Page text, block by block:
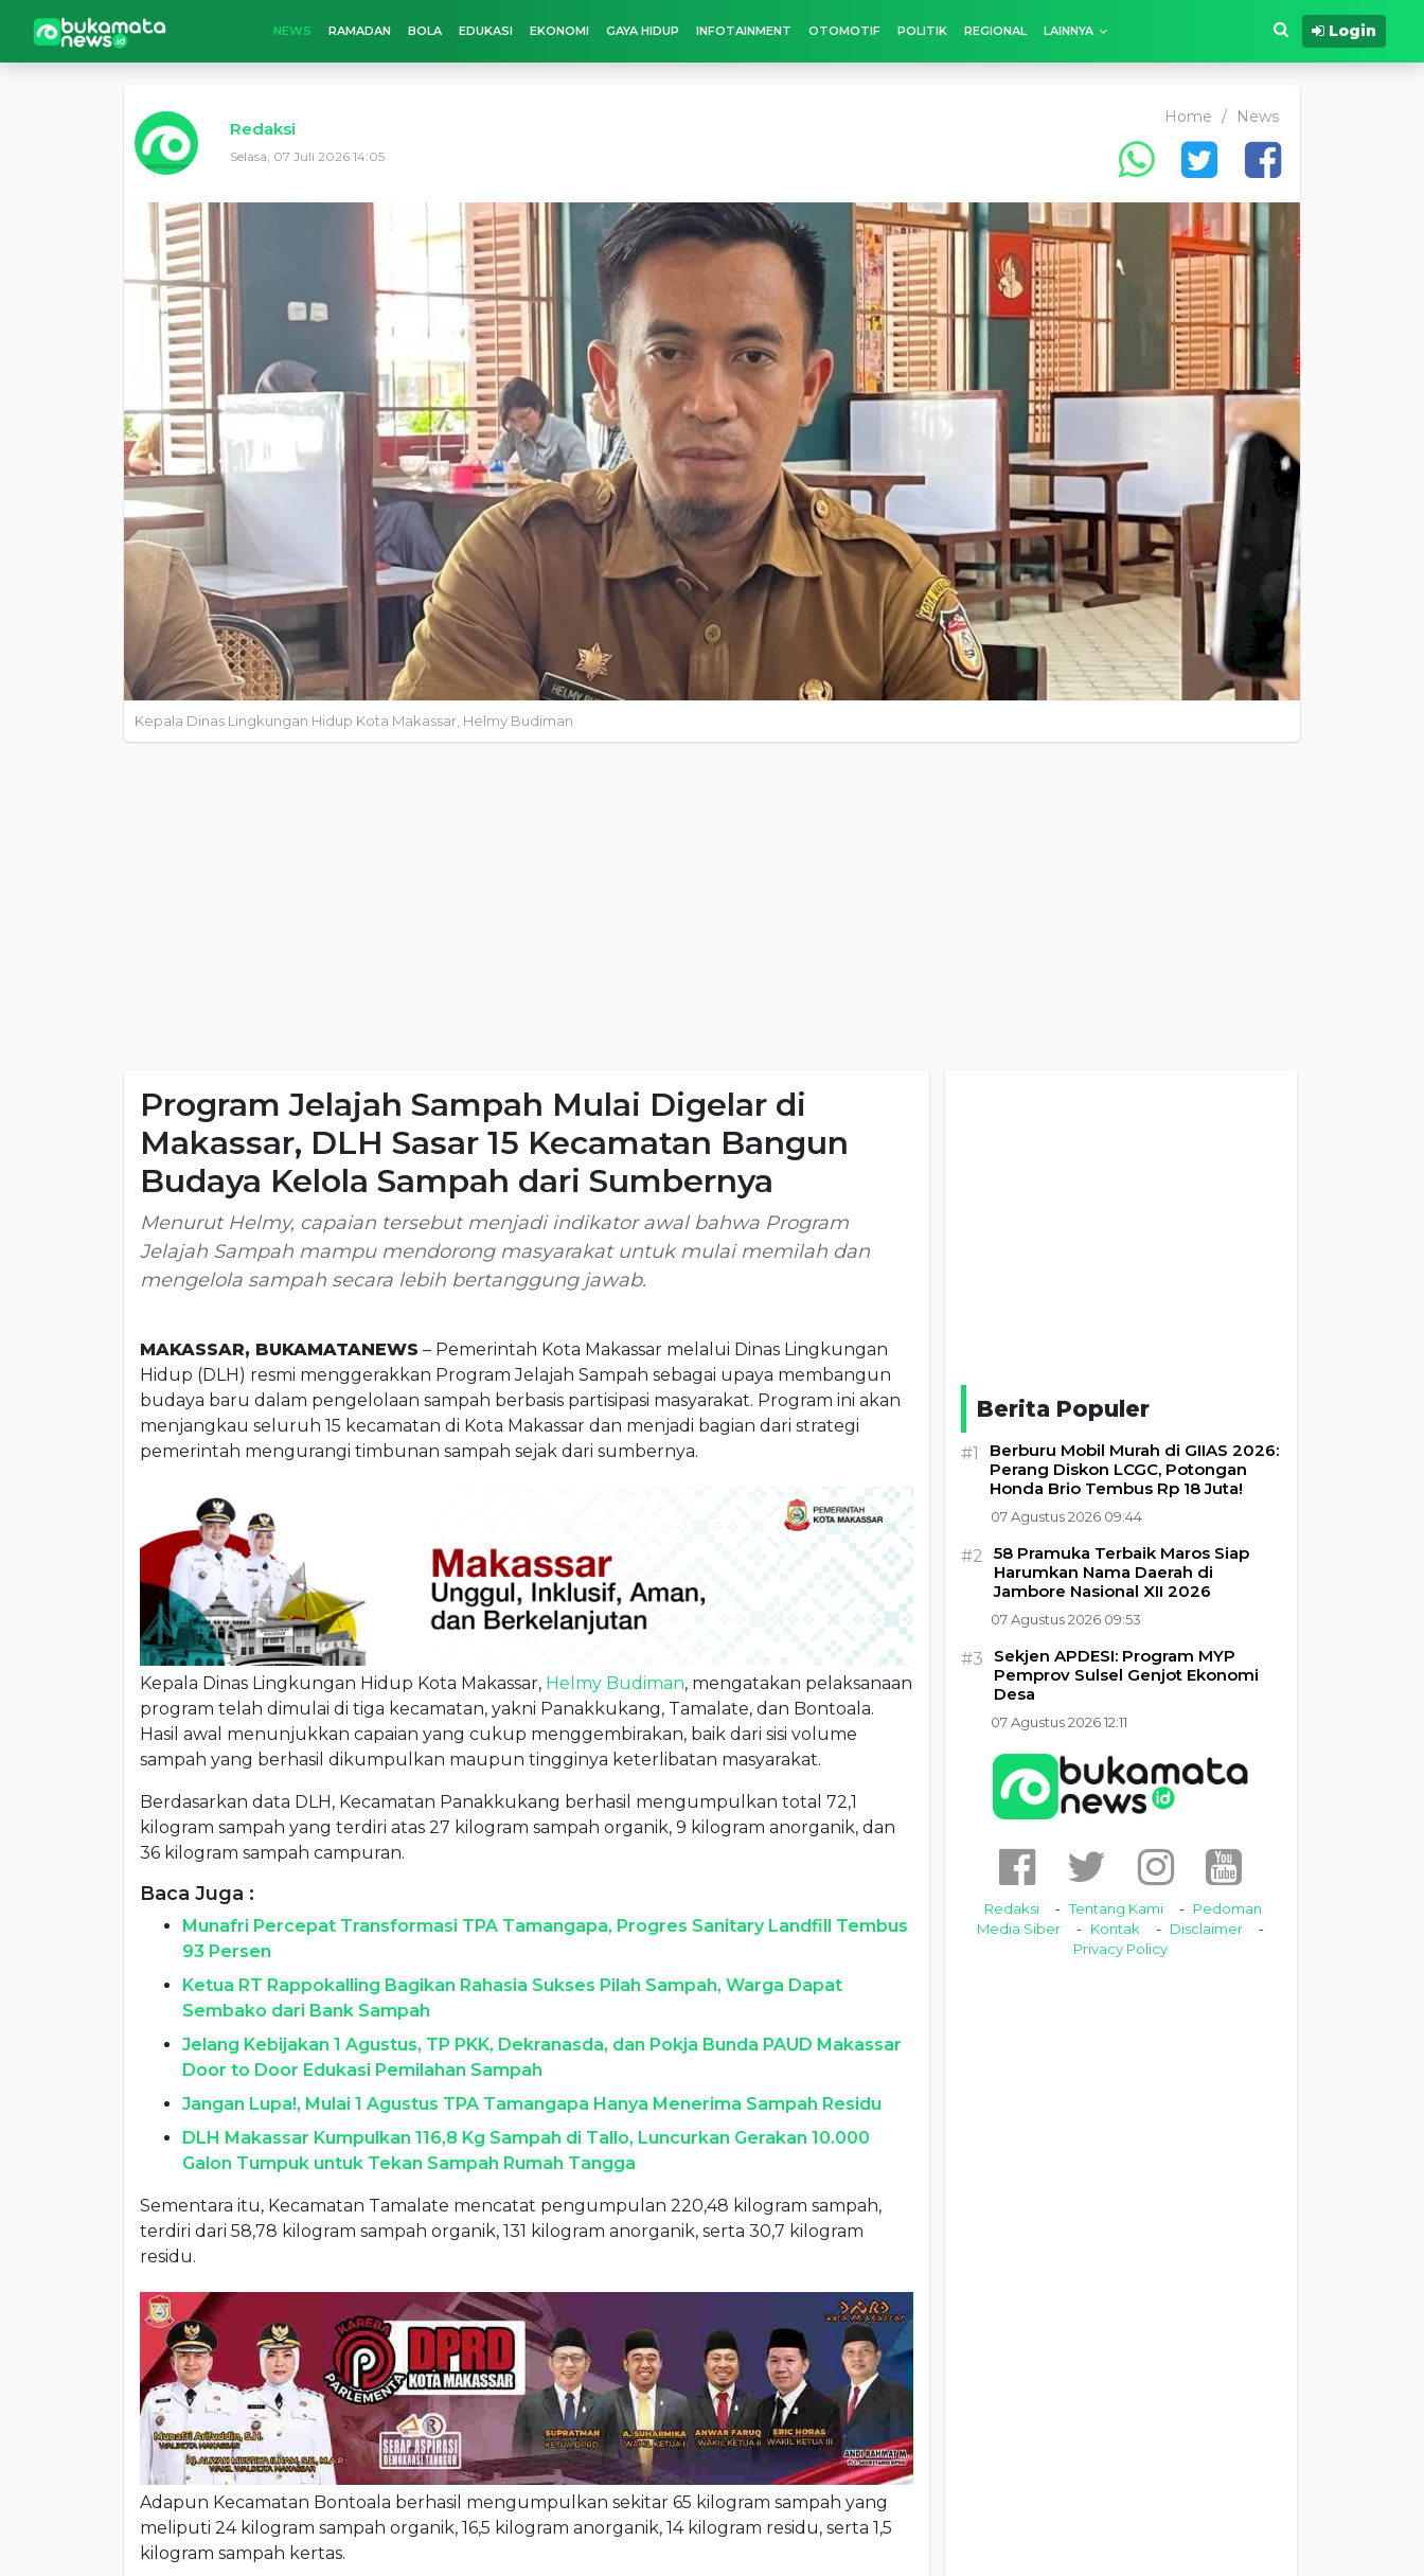
NEWS RAMADAN BOLA EDUKASI EKONOMI GAYA HIDUP INFOTAINMENT OTOMOTIF POLITIK REGIONAL LAINNYA Login
Redaksi
Selasa, 07 Juli 2026 14:05
Home / News
Kepala Dinas Lingkungan Hidup Kota Makassar, Helmy Budiman
Program Jelajah Sampah Mulai Digelar di
Makassar, DLH Sasar 15 Kecamatan Bangun
Budaya Kelola Sampah dari Sumbernya
Menurut Helmy, capaian tersebut menjadi indikator awal bahwa Program
Jelajah Sampah mampu mendorong masyarakat untuk mulai memilah dan
mengelola sampah secara lebih bertanggung jawab.
MAKASSAR, BUKAMATANEWS – Pemerintah Kota Makassar melalui Dinas Lingkungan
Hidup (DLH) resmi menggerakkan Program Jelajah Sampah sebagai upaya membangun
budaya baru dalam pengelolaan sampah berbasis partisipasi masyarakat. Program ini akan
menjangkau seluruh 15 kecamatan di Kota Makassar dan menjadi bagian dari strategi
pemerintah mengurangi timbunan sampah sejak dari sumbernya.
Kepala Dinas Lingkungan Hidup Kota Makassar, Helmy Budiman, mengatakan pelaksanaan
program telah dimulai di tiga kecamatan, yakni Panakkukang, Tamalate, dan Bontoala.
Hasil awal menunjukkan capaian yang cukup menggembirakan, baik dari sisi volume
sampah yang berhasil dikumpulkan maupun tingginya keterlibatan masyarakat.
Berdasarkan data DLH, Kecamatan Panakkukang berhasil mengumpulkan total 72,1
kilogram sampah yang terdiri atas 27 kilogram sampah organik, 9 kilogram anorganik, dan
36 kilogram sampah campuran.
Baca Juga :
Munafri Percepat Transformasi TPA Tamangapa, Progres Sanitary Landfill Tembus
93 Persen
Ketua RT Rappokalling Bagikan Rahasia Sukses Pilah Sampah, Warga Dapat
Sembako dari Bank Sampah
Jelang Kebijakan 1 Agustus, TP PKK, Dekranasda, dan Pokja Bunda PAUD Makassar
Door to Door Edukasi Pemilahan Sampah
Jangan Lupa!, Mulai 1 Agustus TPA Tamangapa Hanya Menerima Sampah Residu
DLH Makassar Kumpulkan 116,8 Kg Sampah di Tallo, Luncurkan Gerakan 10.000
Galon Tumpuk untuk Tekan Sampah Rumah Tangga
Sementara itu, Kecamatan Tamalate mencatat pengumpulan 220,48 kilogram sampah,
terdiri dari 58,78 kilogram sampah organik, 131 kilogram anorganik, serta 30,7 kilogram
residu.
Adapun Kecamatan Bontoala berhasil mengumpulkan sekitar 65 kilogram sampah yang
meliputi 24 kilogram sampah organik, 16,5 kilogram anorganik, 14 kilogram residu, serta 1,5
kilogram sampah kertas.
Berita Populer
#1
Berburu Mobil Murah di GIIAS 2026:
Perang Diskon LCGC, Potongan
Honda Brio Tembus Rp 18 Juta!
07 Agustus 2026 09:44
#2 58 Pramuka Terbaik Maros Siap
Harumkan Nama Daerah di
Jambore Nasional XII 2026
07 Agustus 2026 09:53
#3
Sekjen APDESI: Program MYP
Pemprov Sulsel Genjot Ekonomi
Desa
07 Agustus 2026 12:11
Redaksi Tentang Kami
Pedoman
Media Siber
Kontak
Disclaimer
Privacy Policy